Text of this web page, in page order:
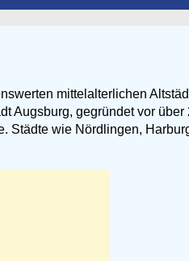
mittelalterlichen
Augsburg, gegründet vor über
Städte wie Nördlingen,